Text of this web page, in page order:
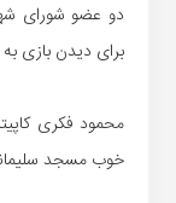
دو عضو شورای
برای دیدن بازی
محمود فکری
خوب مسجد